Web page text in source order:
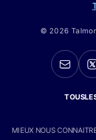
© 2026
MIEUX NOUS